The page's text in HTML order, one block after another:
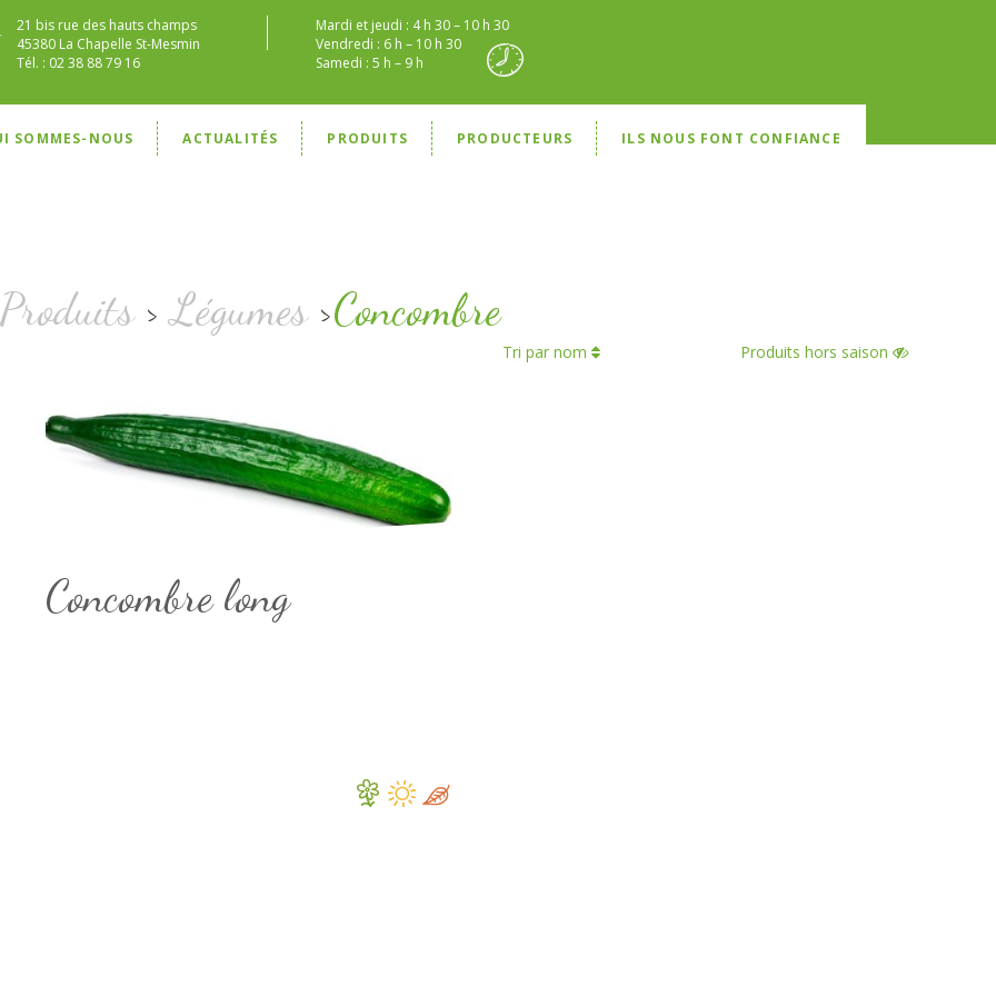
21 bis rue des hauts champs
45380 La Chapelle St-Mesmin
Tél. : 02 38 88 79 16
Mardi et jeudi : 4 h 30 – 10 h 30
Vendredi : 6 h – 10 h 30
Samedi : 5 h – 9 h
SOMMES-NOUS ACTUALITÉS PRODUITS PRODUCTEURS ILS NOUS FONT CONFIANCE
Produits>Légumes>Concombre
Tri par nom Produits hors saison
Concombre long